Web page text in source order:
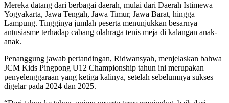
Mereka datang dari berbagai daerah, mulai dari Daerah Istimewa
Yogyakarta, Jawa Tengah, Jawa Timur, Jawa Barat, hingga
Lampung. Tingginya jumlah peserta menunjukkan besarnya
antusiasme terhadap cabang olahraga tenis meja di kalangan anak-
anak.
Penanggung jawab pertandingan, Ridwansyah, menjelaskan bahwa
JCM Kids Pingpong U12 Championship tahun ini merupakan
penyelenggaraan yang ketiga kalinya, setelah sebelumnya sukses
digelar pada 2024 dan 2025.